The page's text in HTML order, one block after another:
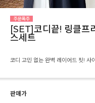
[SET]코디끝! 링클프
스세트
코디 고민 없는 완벽 레이어드 핏! 사
판매가